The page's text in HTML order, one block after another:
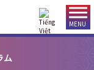
MENU
ム